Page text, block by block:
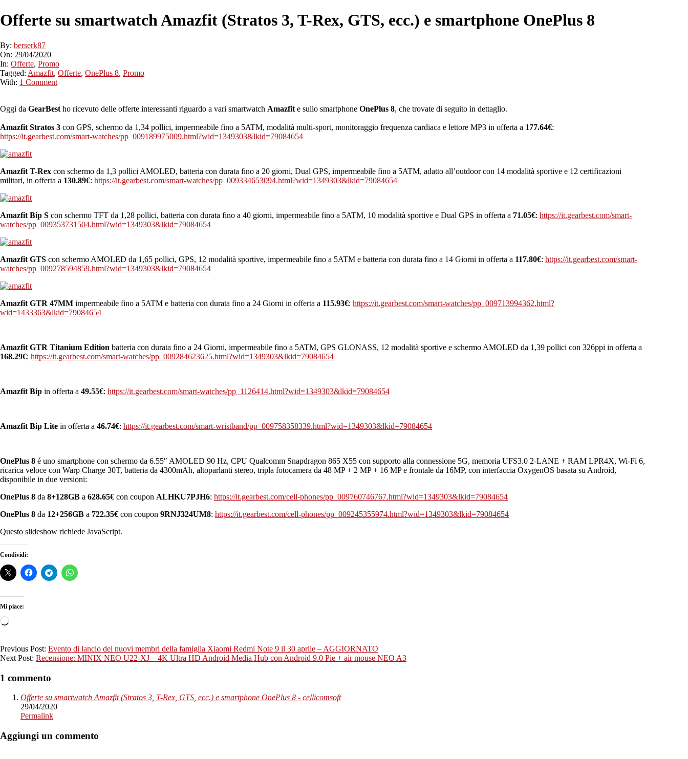
Offerte su smartwatch Amazfit (Stratos 3, T-Rex, GTS, ecc.) e smartphone OnePlus 8
By: berserk87
On: 29/04/2020
In: Offerte, Promo
Tagged: Amazfit, Offerte, OnePlus 8, Promo
With: 1 Comment
Oggi da GearBest ho ricevuto delle offerte interessanti riguardo a vari smartwatch Amazfit e sullo smartphone OnePlus 8, che trovate di seguito in dettaglio.
Amazfit Stratos 3 con GPS, schermo da 1,34 pollici, impermeabile fino a 5ATM, modalità multi-sport, monitoraggio frequenza cardiaca e lettore MP3 in offerta a 177.64€:
https://it.gearbest.com/smart-watches/pp_009189975009.html?wid=1349303&lkid=79084654
Amazfit T-Rex con schermo da 1,3 pollici AMOLED, batteria con durata fino a 20 giorni, Dual GPS, impermeabile fino a 5ATM, adatto all’outdoor con 14 modalità sportive e 12 certificazioni
militari, in offerta a 130.89€: https://it.gearbest.com/smart-watches/pp_009334653094.html?wid=1349303&lkid=79084654
Amazfit Bip S con schermo TFT da 1,28 pollici, batteria con durata fino a 40 giorni, impermeabile fino a 5ATM, 10 modalità sportive e Dual GPS in offerta a 71.05€: https://it.gearbest.com/smart-
watches/pp_009353731504.html?wid=1349303&lkid=79084654
Amazfit GTS con schermo AMOLED da 1,65 pollici, GPS, 12 modalità sportive, impermeabile fino a 5ATM e batteria con durata fino a 14 Giorni in offerta a 117.80€: https://it.gearbest.com/smart-
watches/pp_009278594859.html?wid=1349303&lkid=79084654
Amazfit GTR 47MM impermeabile fino a 5ATM e batteria con durata fino a 24 Giorni in offerta a 115.93€: https://it.gearbest.com/smart-watches/pp_009713994362.html?
wid=1433363&lkid=79084654
Amazfit GTR Titanium Edition batteria con durata fino a 24 Giorni, impermeabile fino a 5ATM, GPS GLONASS, 12 modalità sportive e schermo AMOLED da 1,39 pollici con 326ppi in offerta a
168.29€: https://it.gearbest.com/smart-watches/pp_009284623625.html?wid=1349303&lkid=79084654
Amazfit Bip in offerta a 49.55€: https://it.gearbest.com/smart-watches/pp_1126414.html?wid=1349303&lkid=79084654
Amazfit Bip Lite in offerta a 46.74€: https://it.gearbest.com/smart-wristband/pp_009758358339.html?wid=1349303&lkid=79084654
OnePlus 8 é uno smartphone con schermo da 6.55″ AMOLED 90 Hz, CPU Qualcomm Snapdragon 865 X55 con supporto alla connessione 5G, memoria UFS3.0 2-LANE + RAM LPR4X, Wi-Fi 6,
ricarica veloce con Warp Charge 30T, batteria da 4300mAh, altoparlanti stereo, tripla fotocamera da 48 MP + 2 MP + 16 MP e frontale da 16MP, con interfaccia OxygenOS basata su Android,
disponibile in due versioni:
OnePlus 8 da 8+128GB a 628.65€ con coupon ALHKU7PJH6: https://it.gearbest.com/cell-phones/pp_009760746767.html?wid=1349303&lkid=79084654
OnePlus 8 da 12+256GB a 722.35€ con coupon 9RNJ324UM8: https://it.gearbest.com/cell-phones/pp_009245355974.html?wid=1349303&lkid=79084654
Questo slideshow richiede JavaScript.
Condividi:
Mi piace:
Caricamento
2020-
04-
Previous Post: Evento di lancio dei nuovi membri della famiglia Xiaomi Redmi Note 9 il 30 aprile – AGGIORNATO
Next Post: Recensione: MINIX NEO U22-XJ – 4K Ultra HD Android Media Hub con Android 9.0 Pie + air mouse NEO A3
1 commento
Offerte su smartwatch Amazfit (Stratos 3, T-Rex, GTS, ecc.) e smartphone OnePlus 8 - cellicomsoft
29/04/2020
Permalink
Aggiungi un commento